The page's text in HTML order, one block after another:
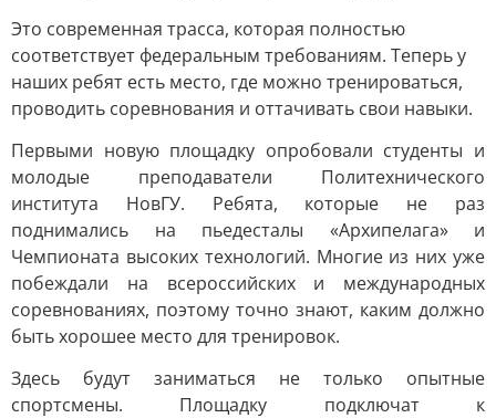
Это современная трасса, которая полностью
соответствует федеральным требованиям. Теперь у
наших ребят есть место, где можно тренироваться,
проводить соревнования и оттачивать свои навыки.
Первыми новую площадку опробовали студенты и
молодые преподаватели Политехнического
института НовГУ. Ребята, которые не раз
поднимались на пьедесталы «Архипелага» и
Чемпионата высоких технологий. Многие из них уже
побеждали на всероссийских и международных
соревнованиях, поэтому точно знают, каким должно
быть хорошее место для тренировок.
Здесь будут заниматься не только опытные
спортсмены. Площадку подключат к